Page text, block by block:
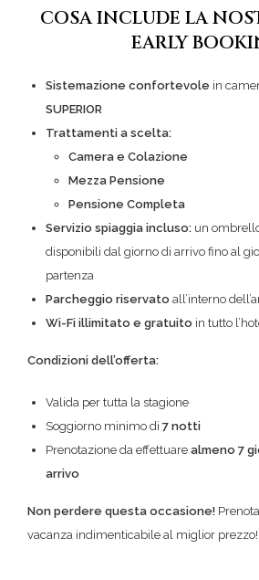
COSA INCLUDE LA
EARLY
Sistemazione confortevole in
SUPERIOR
Trattamenti a scelta:
Camera e Colazione
Mezza Pensione
Pensione Completa
Servizio spiaggia incluso: un
disponibili dal giorno di arrivo fino al
partenza
Parcheggio riservato all’interno
Wi-Fi illimitato e gratuito in tutto
Condizioni dell’offerta:
Valida per tutta la stagione
Soggiorno minimo di 7 notti
Prenotazione da effettuare almeno 7
arrivo
Non perdere questa occasione!
vacanza indimenticabile al miglior prezzo!